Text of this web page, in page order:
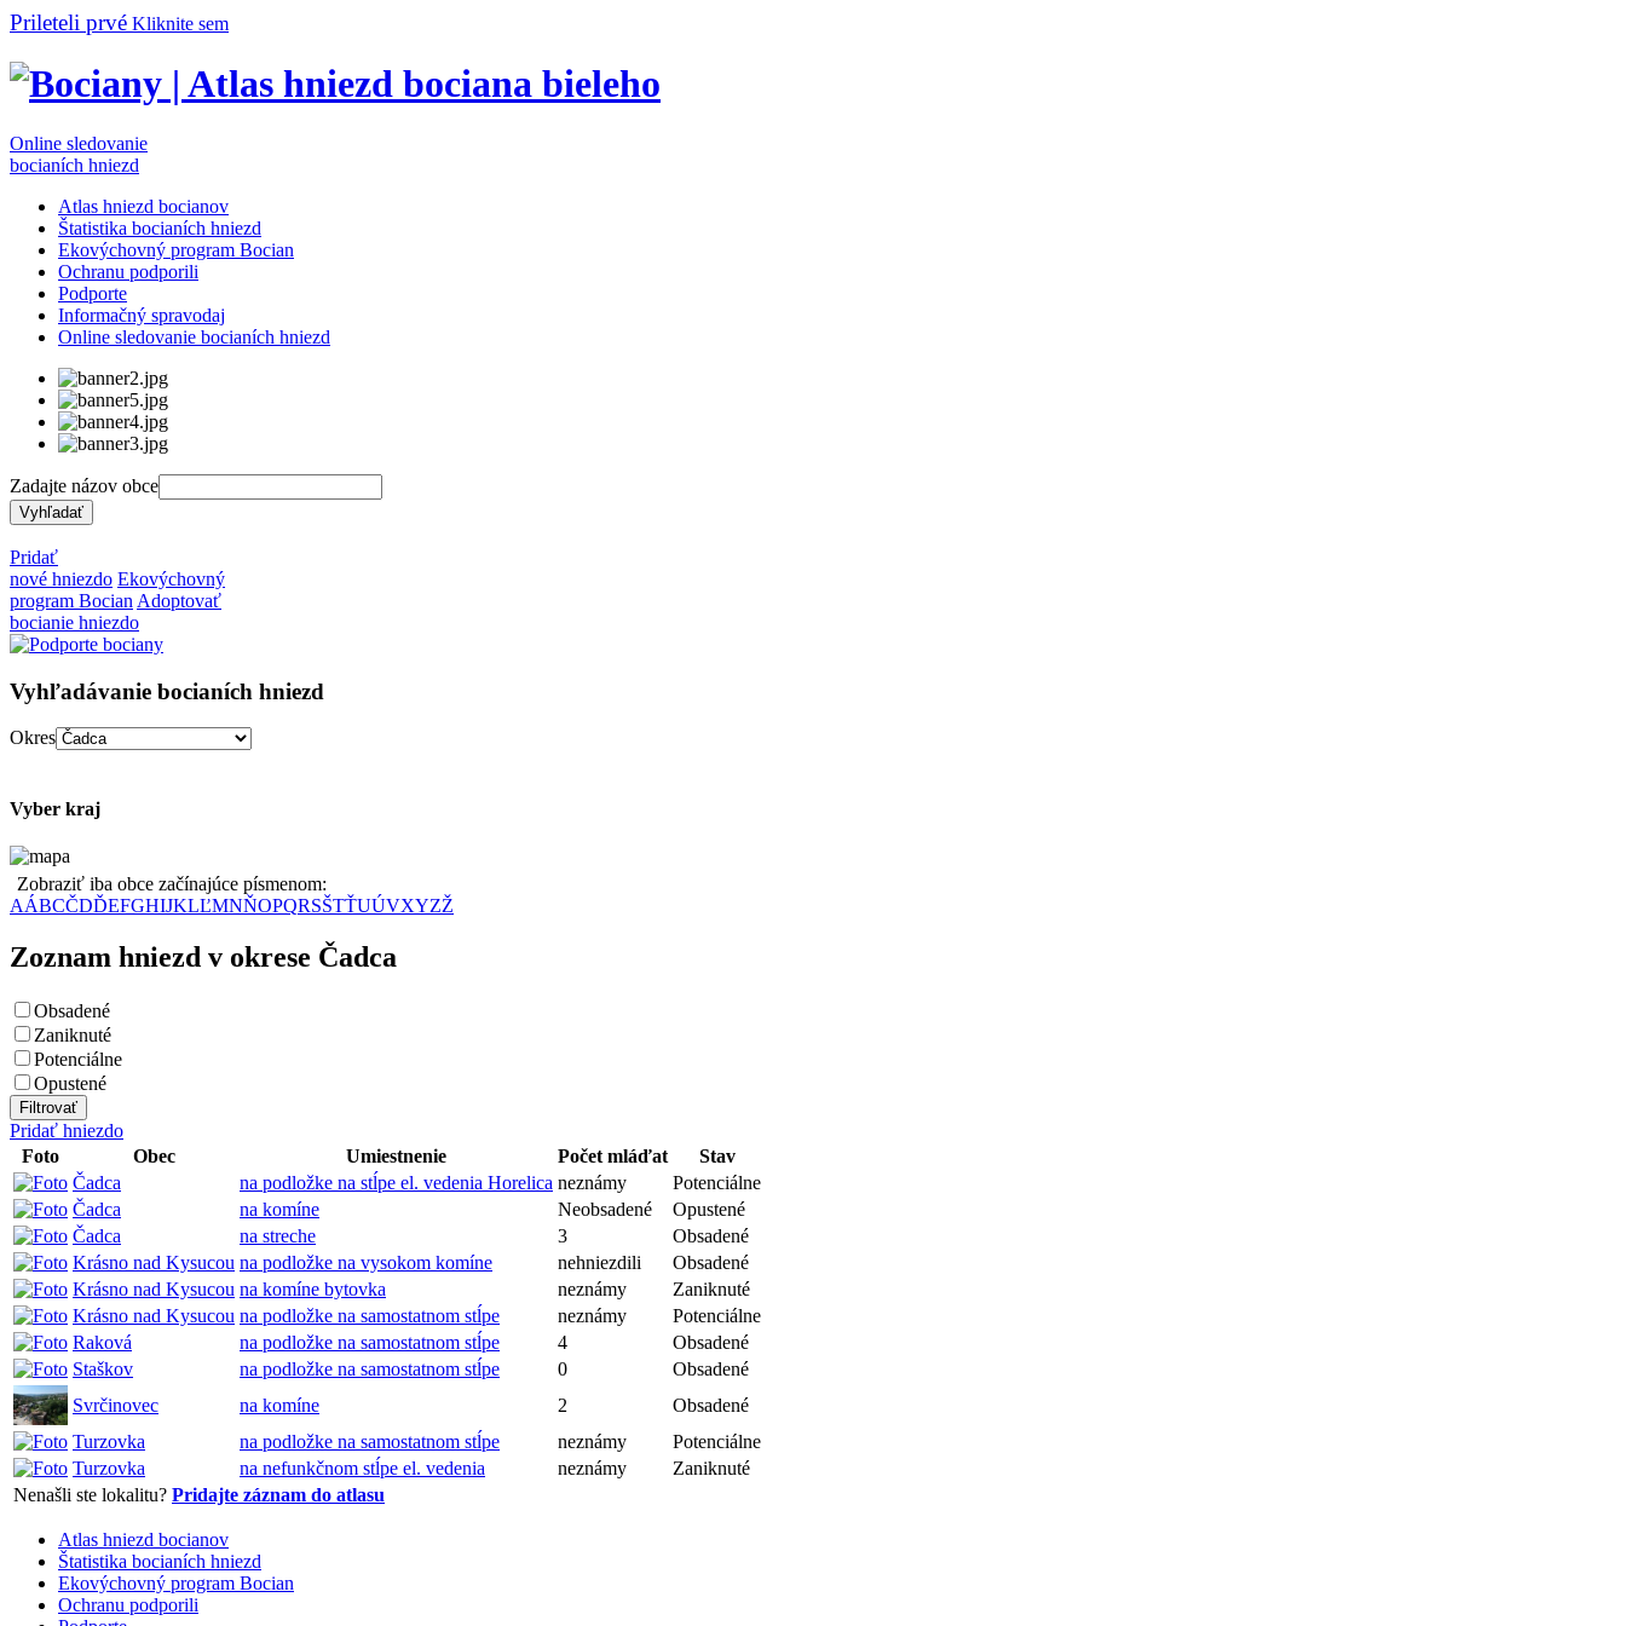
Prileteli prvé Kliknite sem
Online sledovanie
bocianích hniezd
Atlas hniezd bocianov
Štatistika bocianích hniezd
Ekovýchovný program Bocian
Ochranu podporili
Podporte
Informačný spravodaj
Online sledovanie bocianích hniezd
Zadajte názov obce
Pridať
nové hniezdo Ekovýchovný
program Bocian Adoptovať
bocianie hniezdo
Vyhľadávanie bocianích hniezd
Okres
Vyber kraj
Zobraziť iba obce začínajúce písmenom:
AÁBCČDĎEFGHIJKLĽMNŇOPQRSŠTŤUÚVXYZŽ
Zoznam hniezd v okrese Čadca
Obsadené
Zaniknuté
Potenciálne
Opustené
Pridať hniezdo
Foto
Obec Umiestnenie Počet mláďat
Stav
Čadca
na podložke na stĺpe el. vedenia Horelica neznámy
Potenciálne
Čadca
na komíne Neobsadené
Opustené
Čadca
na streche 3
Obsadené
Krásno nad Kysucou na podložke na vysokom komíne nehniezdili
Obsadené
Krásno nad Kysucou na komíne bytovka neznámy
Zaniknuté
Krásno nad Kysucou na podložke na samostatnom stĺpe neznámy
Potenciálne
Raková
na podložke na samostatnom stĺpe 4
Obsadené
Staškov
na podložke na samostatnom stĺpe 0
Obsadené
Svrčinovec
na komíne 2
Obsadené
Turzovka
na podložke na samostatnom stĺpe neznámy
Potenciálne
Turzovka
na nefunkčnom stĺpe el. vedenia neznámy
Zaniknuté
Nenašli ste lokalitu? Pridajte záznam do atlasu
Atlas hniezd bocianov
Štatistika bocianích hniezd
Ekovýchovný program Bocian
Ochranu podporili